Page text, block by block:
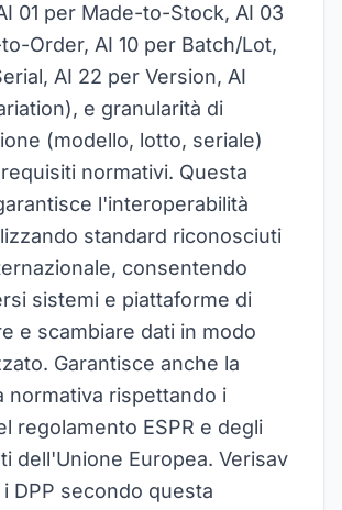
01 per Made-to-Stock, AI 03
Order, AI 10 per Batch/Lot,
AI 22 per Version, AI
e granularità di
(modello, lotto, seriale)
normativi. Questa
l'interoperabilità
standard riconosciuti
consentendo
sistemi e piattaforme di
e scambiare dati in modo
Garantisce anche la
normativa rispettando i
regolamento ESPR e degli
dell'Unione Europea. Verisav
DPP secondo questa